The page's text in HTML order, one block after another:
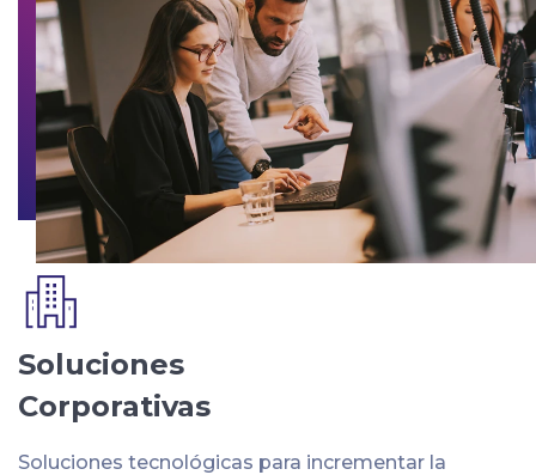
Soluciones
Corporativas
Soluciones tecnológicas para incrementar la